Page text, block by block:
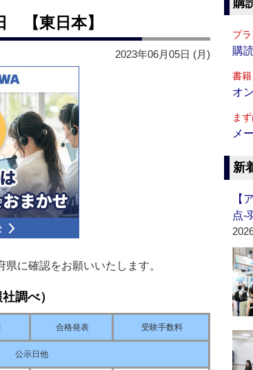
【東日本】
2023年06月05日 (月)
に確認をお願いいたします。
調べ）
合格発表 受験手数料
公示日他
購
プ
購
書
オ
ま
メ
新
【
点‐